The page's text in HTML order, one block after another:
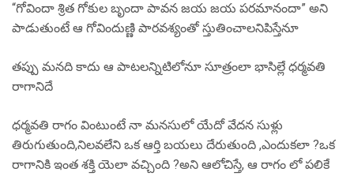
“గోవిందా శ్రిత గోకుల బృందా పావన జయ జయ పరమానందా” అని
పాడుతుంటే ఆ గోవిందుణ్ణి పారవశ్యంతో స్తుతించాలనిపిస్తేనూ
తప్పు మనది కాదు ఆ పాటలన్నిటిలోనూ సూత్రంలా భాసిల్లే ధర్మవతి
రాగానిదే
ధర్మవతి రాగం వింటుంటే నా మనసులో యేదో వేదన సుళ్లు
తిరుగుతుంది,నిలవలేని ఒక ఆర్తి బయలు దేరుతుంది ,ఎందుకలా ?ఒక
రాగానికి ఇంత శక్తి యెలా వచ్చింది ?అని ఆలోచిస్తే, ఆ రాగం లో పలికే